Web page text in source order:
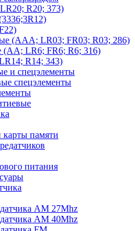
R20; 373)
(AAA; LR03; FR03; R03; 286)
(AA; LR6; FR6; R6; 316)
R14; 343)
и спецэлементы
спецэлементы
карты памяти
питания
AM 27Mhz
AM 40Mhz